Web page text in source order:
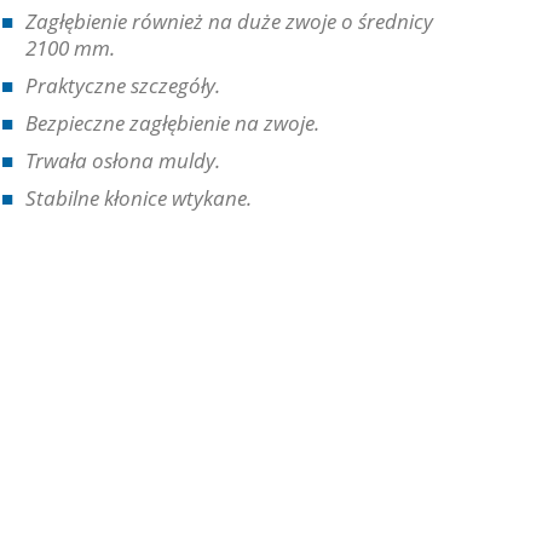
Zagłębienie również na duże zwoje o średnicy
2100 mm.
Praktyczne szczegóły.
Bezpieczne zagłębienie na zwoje.
Trwała osłona muldy.
Stabilne kłonice wtykane.